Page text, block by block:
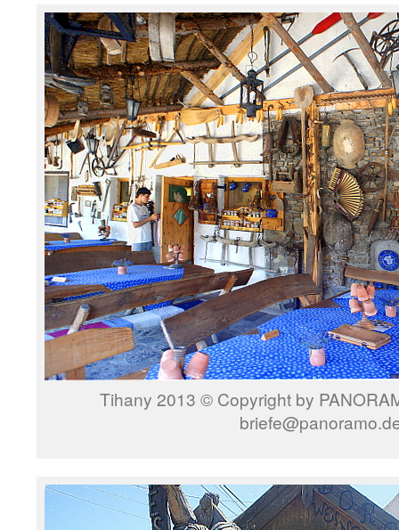
Tihany 2013 © Copyright by